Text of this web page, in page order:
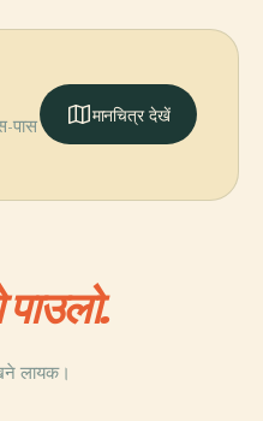
पास
मानचित्र देखें
लायक।